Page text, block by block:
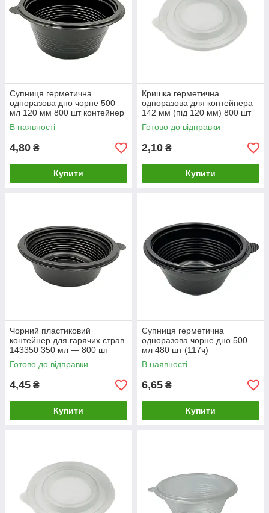
Супниця герметична
одноразова дно чорне 500
мл 120 мм 800 шт контейнер
для супу та гарячих страв
В наявності
4,80 ₴
Купити
Кришка герметична
одноразова для контейнера
142 мм (під 120 мм) 800 шт
Готово до відправки
2,10 ₴
Купити
Чорний пластиковий
контейнер для гарячих страв
143350 350 мл — 800 шт
Готово до відправки
4,45 ₴
Купити
Супниця герметична
одноразова чорне дно 500
мл 480 шт (117ч)
В наявності
6,65 ₴
Купити